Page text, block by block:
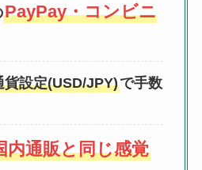
PayPay・コンビニ
貨設定(USD/JPY)で手数
内通販と同じ感覚